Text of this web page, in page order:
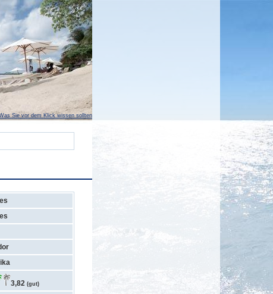
Sie vor dem Klick wissen sollten
3,82 (gut)